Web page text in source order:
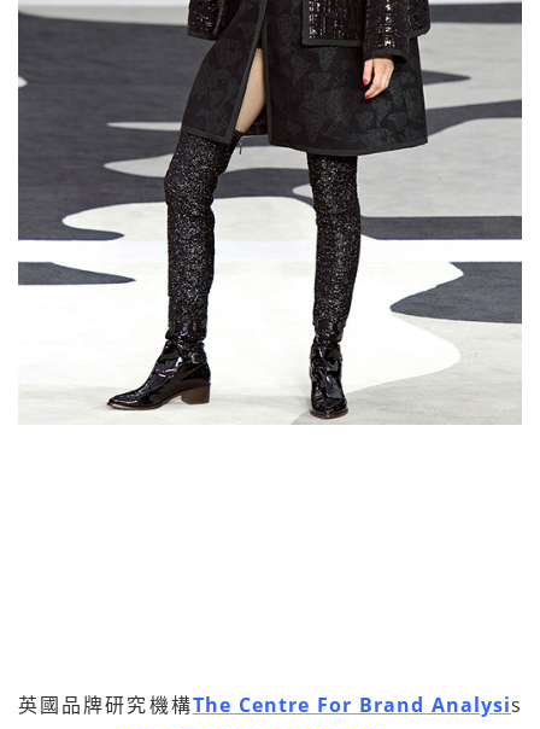
英國品牌研究機構The Centre For Brand Analysis